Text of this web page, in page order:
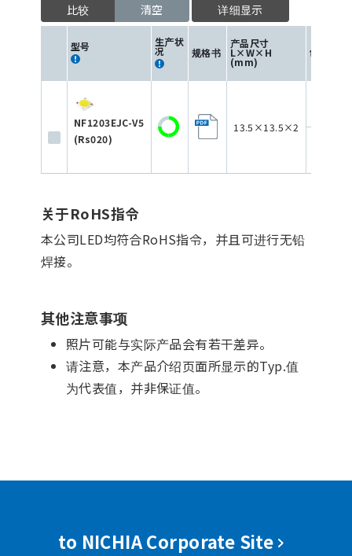
比较 清空 详细显示
型号 生产状
况 规格书
产品尺寸
L×W×H
(mm)
色
NF1203EJC-V5
(Rs020)
13.5×13.5×2
关于RoHS指令
本公司LED均符合RoHS指令，并且可进行无铅
焊接。
其他注意事项
照片可能与实际产品会有若干差异。
请注意，本产品介绍页面所显示的Typ.值
为代表值，并非保证值。
to NICHIA Corporate Site